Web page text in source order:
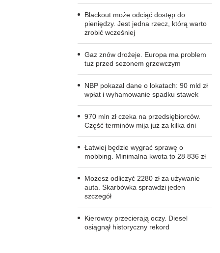
Blackout może odciąć dostęp do
pieniędzy. Jest jedna rzecz, którą warto
zrobić wcześniej
Gaz znów drożeje. Europa ma problem
tuż przed sezonem grzewczym
NBP pokazał dane o lokatach: 90 mld zł
wpłat i wyhamowanie spadku stawek
970 mln zł czeka na przedsiębiorców.
Część terminów mija już za kilka dni
Łatwiej będzie wygrać sprawę o
mobbing. Minimalna kwota to 28 836 zł
Możesz odliczyć 2280 zł za używanie
auta. Skarbówka sprawdzi jeden
szczegół
Kierowcy przecierają oczy. Diesel
osiągnął historyczny rekord